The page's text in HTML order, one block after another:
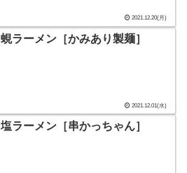
2021.12.20(月)
蜆ラーメン［かみあり製麺］
2021.12.01(水)
塩ラーメン［串かっちゃん］